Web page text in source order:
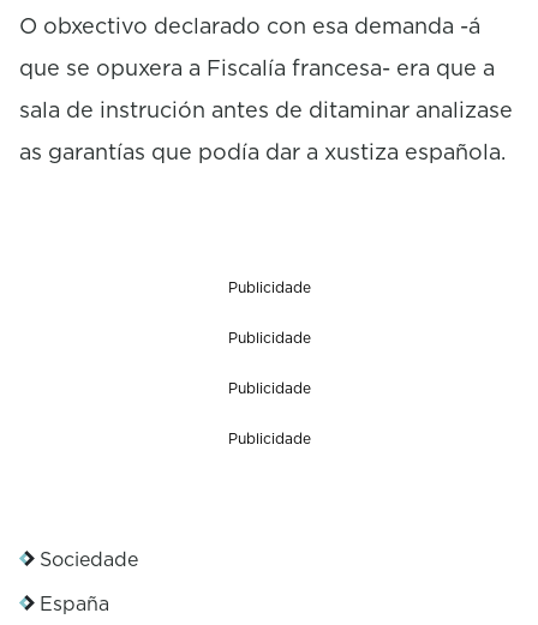
O obxectivo declarado con esa demanda -á
que se opuxera a Fiscalía francesa- era que a
sala de instrución antes de ditaminar analizase
as garantías que podía dar a xustiza española.
Publicidade
Publicidade
Publicidade
Publicidade
Sociedade
España